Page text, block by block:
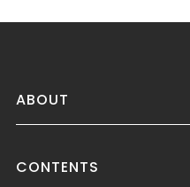
ABOUT
CONTENTS